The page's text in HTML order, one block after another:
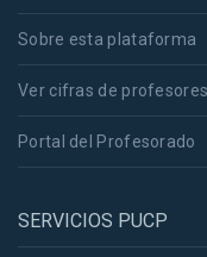
Sobre esta plataforma
Ver cifras de profesores
Portal del Profesorado
SERVICIOS PUCP